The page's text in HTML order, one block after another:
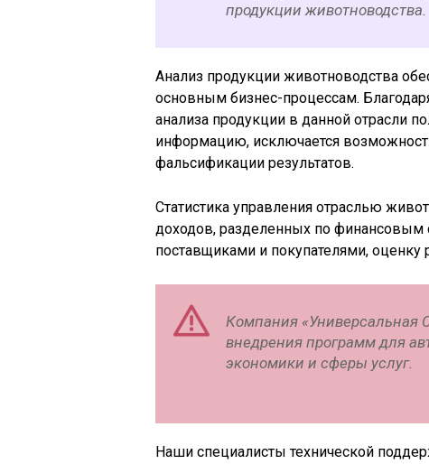
продукции животноводства.
Анализ продукции животноводства
основным бизнес-процессам.
анализа продукции в данной отрасли
информацию, исключается
фальсификации результатов.
Статистика управления отраслью
доходов, разделенных по финансовым
поставщиками и покупателями, оценку
Компания «Универсальная
внедрения программ для
экономики и сферы услуг.
Наши специалисты технической